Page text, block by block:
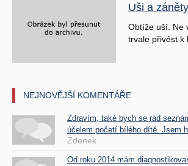
Uši a záněty
Obtíže uší. Ne
trvale přivést k
NEJNOVĚJŠÍ KOMENTÁŘE
Zdravím, také bych se rád
účelem početí bílého dítě. Jsem
Zdenek
Od roku 2014 mám